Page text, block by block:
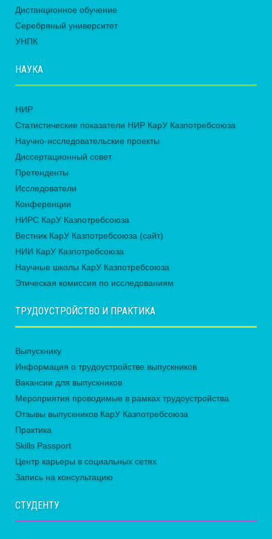
Дистанционное обучение
Серебряный университет
УНПК
НАУКА
НИР
Статистические показатели НИР КарУ Казпотребсоюза
Научно-исследовательские проекты
Диссертационный совет
Претенденты
Исследователи
Конференции
НИРС КарУ Казпотребсоюза
Вестник КарУ Казпотребсоюза (сайт)
НИИ КарУ Казпотребсоюза
Научные школы КарУ Казпотребсоюза
Этическая комиссия по исследованиям
ТРУДОУСТРОЙСТВО И ПРАКТИКА
Выпускнику
Информация о трудоустройстве выпускников
Вакансии для выпускников
Мероприятия проводимые в рамках трудоустройства
Отзывы выпускников КарУ Казпотребсоюза
Практика
Skills Passport
Центр карьеры в социальных сетях
Запись на консультацию
СТУДЕНТУ